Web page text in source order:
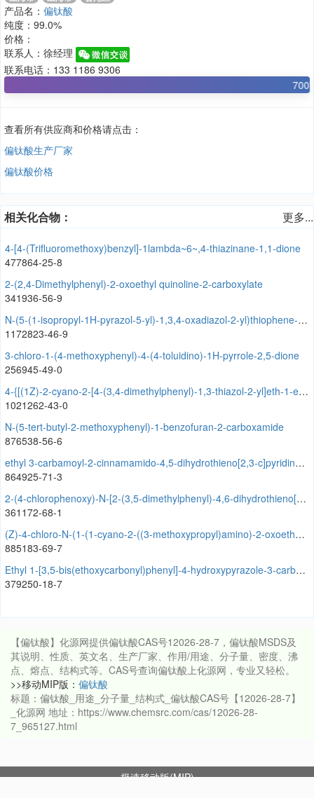
产品名： 偏钛酸
纯度：99.0%
价格：
联系人：徐经理
联系电话：133 1186 9306
700万
查看所有供应商和价格请点击：
偏钛酸生产厂家
偏钛酸价格
相关化合物： 更多...
4-[4-(Trifluoromethoxy)benzyl]-1lambda~6~,4-thiazinane-1,1-dione
477864-25-8
2-(2,4-Dimethylphenyl)-2-oxoethyl quinoline-2-carboxylate
341936-56-9
N-(5-(1-isopropyl-1H-pyrazol-5-yl)-1,3,4-oxadiazol-2-yl)thiophene-2-carboxamide
1172823-46-9
3-chloro-1-(4-methoxyphenyl)-4-(4-toluidino)-1H-pyrrole-2,5-dione
256945-49-0
4-{[(1Z)-2-cyano-2-[4-(3,4-dimethylphenyl)-1,3-thiazol-2-yl]eth-1-en-1-yl]amino}-N-(5-methyl-1,2-oxazol-3-yl)benzene-1-sulfonamide
1021262-43-0
N-(5-tert-butyl-2-methoxyphenyl)-1-benzofuran-2-carboxamide
876538-56-6
ethyl 3-carbamoyl-2-cinnamamido-4,5-dihydrothieno[2,3-c]pyridine-6(7H)-carboxylate
864925-71-3
2-(4-chlorophenoxy)-N-[2-(3,5-dimethylphenyl)-4,6-dihydrothieno[3,4-c]pyrazol-3-yl]acetamide
361172-68-1
(Z)-4-chloro-N-(1-(1-cyano-2-((3-methoxypropyl)amino)-2-oxoethylidene)-1H-isoindol-3-yl)benzamide
885183-69-7
Ethyl 1-[3,5-bis(ethoxycarbonyl)phenyl]-4-hydroxypyrazole-3-carboxylate
379250-18-7
【偏钛酸】化源网提供偏钛酸CAS号12026-28-7，偏钛酸MSDS及
其说明、性质、英文名、生产厂家、作用/用途、分子量、密度、沸
点、熔点、结构式等。CAS号查询偏钛酸上化源网，专业又轻松。
>>移动MIP版： 偏钛酸
标题：偏钛酸_用途_分子量_结构式_偏钛酸CAS号【12026-28-7】
_化源网 地址：https://www.chemsrc.com/cas/12026-28-
7_965127.html
极速移动版(MIP)